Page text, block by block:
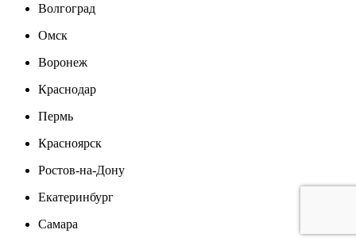
Волгоград
Омск
Воронеж
Краснодар
Пермь
Красноярск
Ростов-на-Дону
Екатеринбург
Самара